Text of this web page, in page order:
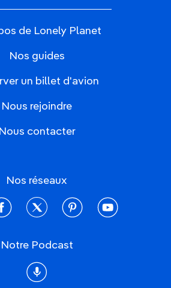
de Lonely Planet
Nos guides
un billet d'avion
Nous rejoindre
Nous contacter
Nos réseaux
twitter pinterestyoutube
Notre Podcast
Podcast